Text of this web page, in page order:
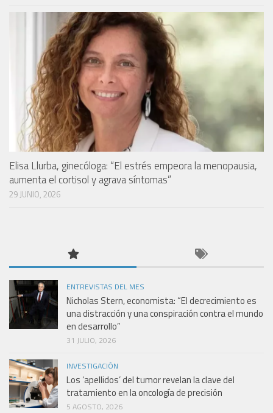
Elisa Llurba, ginecóloga: “El estrés empeora la menopausia,
aumenta el cortisol y agrava síntomas”
29 JUNIO, 2026
ENTREVISTAS DEL MES
Nicholas Stern, economista: “El decrecimiento es
una distracción y una conspiración contra el mundo
en desarrollo”
31 JULIO, 2026
INVESTIGACIÓN
Los ‘apellidos’ del tumor revelan la clave del
tratamiento en la oncología de precisión
5 AGOSTO, 2026